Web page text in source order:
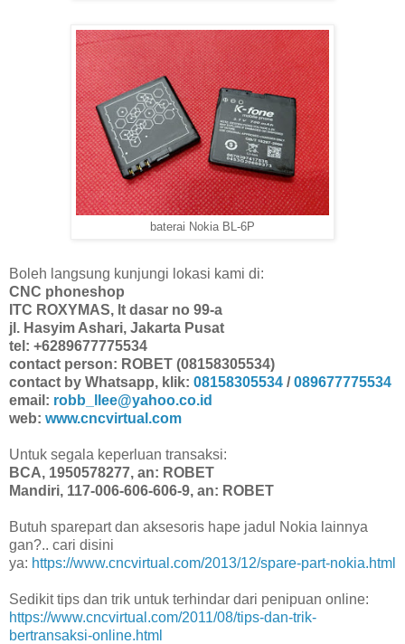
baterai Nokia BL-6P
Boleh langsung kunjungi lokasi kami di:
CNC phoneshop
ITC ROXYMAS, lt dasar no 99-a
jl. Hasyim Ashari, Jakarta Pusat
tel: +6289677775534
contact person: ROBET (08158305534)
contact by Whatsapp, klik: 08158305534 /089677775534
email: robb_llee@yahoo.co.id
web: www.cncvirtual.com
Untuk segala keperluan transaksi:
BCA, 1950578277, an: ROBET
Mandiri, 117-006-606-606-9, an: ROBET
Butuh sparepart dan aksesoris hape jadul Nokia lainnya
gan?.. cari disini
ya: https://www.cncvirtual.com/2013/12/spare-part-nokia.html
Sedikit tips dan trik untuk terhindar dari penipuan online:
https://www.cncvirtual.com/2011/08/tips-dan-trik-
bertransaksi-online.html